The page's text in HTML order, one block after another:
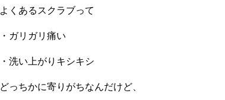
よくあるスクラブって
・ガリガリ痛い
・洗い上がりキシキシ
どっちかに寄りがちなんだけど、